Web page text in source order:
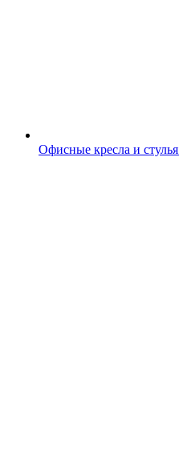
Офисные кресла и стулья